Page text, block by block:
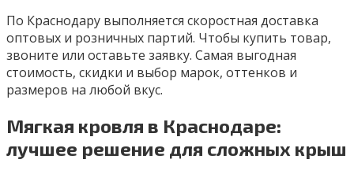
По Краснодару выполняется скоростная доставка
оптовых и розничных партий. Чтобы купить товар,
звоните или оставьте заявку. Самая выгодная
стоимость, скидки и выбор марок, оттенков и
размеров на любой вкус.
Мягкая кровля в Краснодаре:
лучшее решение для сложных крыш